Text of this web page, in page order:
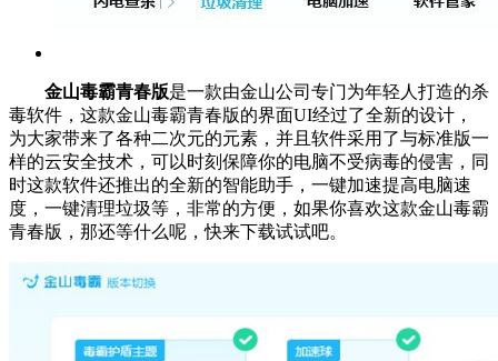
金山毒霸青春版是一款由金山公司专门为年轻人打造的杀
毒软件，这款金山毒霸青春版的界面UI经过了全新的设计，
为大家带来了各种二次元的元素，并且软件采用了与标准版一
样的云安全技术，可以时刻保障你的电脑不受病毒的侵害，同
时这款软件还推出的全新的智能助手，一键加速提高电脑速
度，一键清理垃圾等，非常的方便，如果你喜欢这款金山毒霸
青春版，那还等什么呢，快来下载试试吧。